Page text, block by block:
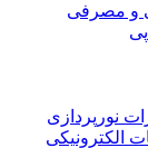
و مصرفی
نورپردازی
الکترونیکی